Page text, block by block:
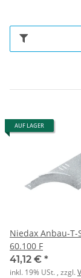
AUF LAGER
Niedax Anbau-T-
60.100 F
41,12 € *
inkl. 19% USt. , zzgl.